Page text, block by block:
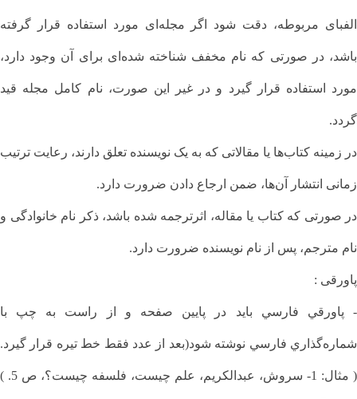
الفبای مربوطه، دقت شود اگر مجله‌ای مورد استفاده قرار گرفته
باشد، در صورتی‌ که نام مخفف شناخته شده‌ای برای آن وجود دارد،
مورد استفاده قرار گیرد و در غیر این صورت، نام کامل مجله قید
گردد.
در زمینه کتاب‌ها یا مقالاتی که به یک نویسنده تعلق دارند، رعایت ترتیب
زمانی انتشار آن‌ها، ضمن ارجاع‌ دادن ضرورت دارد.
در صورتی که کتاب یا مقاله، اثرترجمه شده باشد، ذکر نام خانوادگی و
نام مترجم، پس از نام نویسنده ضرورت دارد.
پاورقی :
- پاورقي فارسي بايد در پايين صفحه و از راست به چپ با
شماره‌گذاري فارسي نوشته شود(بعد از عدد فقط خط تيره قرار گيرد.
( مثال: 1- سروش، عبدالکریم، علم چیست، فلسفه چیست؟، ص 5. )